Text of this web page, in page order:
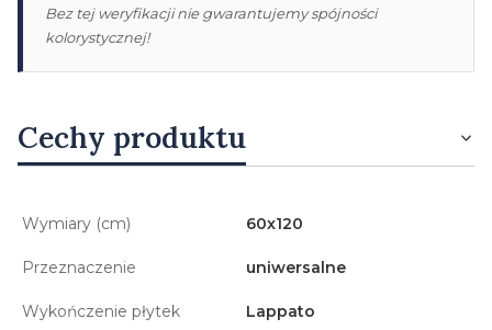
Bez tej weryfikacji nie gwarantujemy spójności
kolorystycznej!
Cechy produktu
Wymiary (cm) 60x120
Przeznaczenie uniwersalne
Wykończenie płytek Lappato